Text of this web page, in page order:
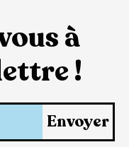
à
!
Envoyer